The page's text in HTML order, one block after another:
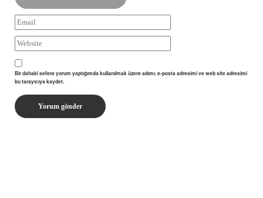
Bir dahaki sefere yorum yaptığımda kullanılmak üzere adımı, e-posta adresimi ve web site adresimi
bu tarayıcıya kaydet.